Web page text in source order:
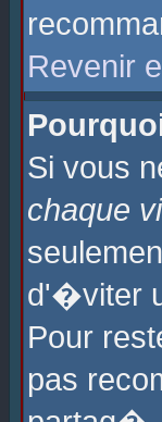
Revenir
Si vous
chaque
d'�viter
Pour
pas